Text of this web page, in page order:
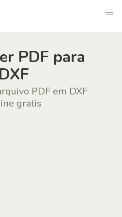
PDF para
DXF
PDF em DXF
gratis